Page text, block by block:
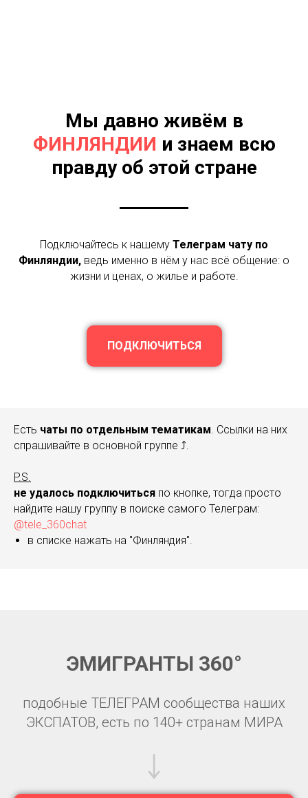
Мы давно живём в
ФИНЛЯНДИИ и знаем всю
правду об этой стране
Подключайтесь к нашему Телеграм чату по
Финляндии, ведь именно в нём у нас всё общение: о
жизни и ценах, о жилье и работе.
ПОДКЛЮЧИТЬСЯ
Есть чаты по отдельным тематикам . Ссылки на них
спрашивайте в основной группе ⤴️.
P.S.
не удалось подключиться по кнопке, тогда просто
найдите нашу группу в поиске самого Телеграм:
@tele_360chat
в списке нажать на "Финляндия".
ЭМИГРАНТЫ 360°
подобные ТЕЛЕГРАМ сообщества наших
ЭКСПАТОВ, есть по 140+ странам МИРА